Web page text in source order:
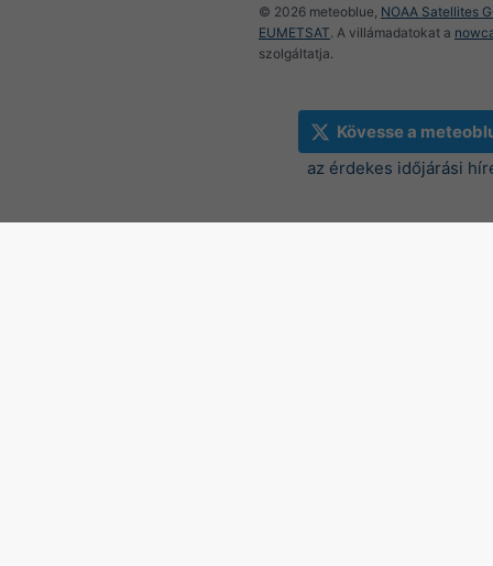
© 2026 meteoblue, NOAA Satellites
EUMETSAT. A villámadatokat a
szolgáltatja.
Kövesse a
az érdekes időjárási